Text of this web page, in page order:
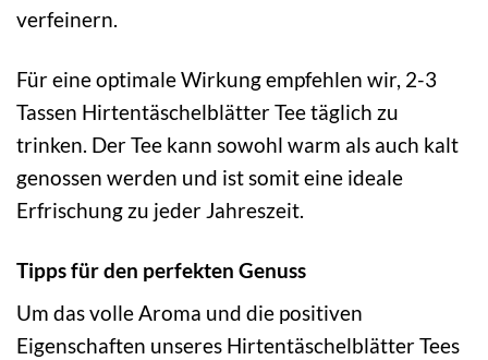
verfeinern.
Für eine optimale Wirkung empfehlen wir, 2-3
Tassen Hirtentäschelblätter Tee täglich zu
trinken. Der Tee kann sowohl warm als auch kalt
genossen werden und ist somit eine ideale
Erfrischung zu jeder Jahreszeit.
Tipps für den perfekten Genuss
Um das volle Aroma und die positiven
Eigenschaften unseres Hirtentäschelblätter Tees